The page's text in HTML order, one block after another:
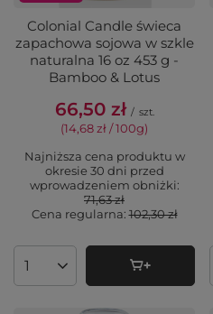
Colonial Candle świeca
zapachowa sojowa w szkle
naturalna 16 oz 453 g -
Bamboo & Lotus
66,50 zł / szt.
(14,68 zł / 100g)
Najniższa cena produktu w
okresie 30 dni przed
wprowadzeniem obniżki:
71,63 zł
Cena regularna:102,30 zł
Ilość produktów